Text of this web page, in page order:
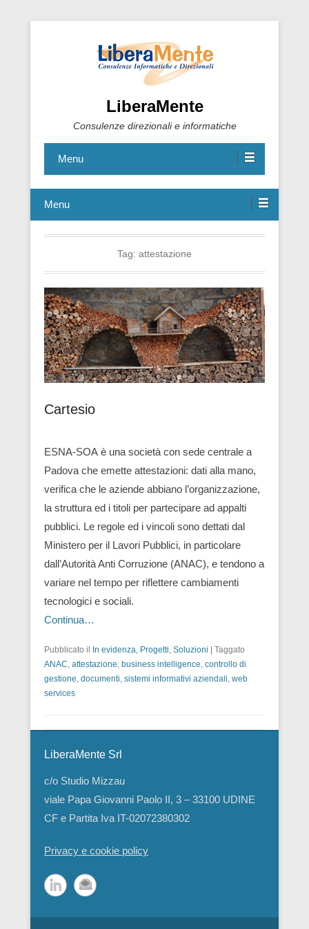
LiberaMente
Consulenze direzionali e informatiche
Menu
Menu
Tag: attestazione
Cartesio
ESNA-SOA è una società con sede centrale a
Padova che emette attestazioni: dati alla mano,
verifica che le aziende abbiano l’organizzazione,
la struttura ed i titoli per partecipare ad appalti
pubblici. Le regole ed i vincoli sono dettati dal
Ministero per il Lavori Pubblici, in particolare
dall’Autorità Anti Corruzione (ANAC), e tendono a
variare nel tempo per riflettere cambiamenti
tecnologici e sociali.
Continua…
Pubblicato il In evidenza Progetti Soluzioni | Taggato
ANAC attestazione business intelligence controllo di
gestione documenti sistemi informativi aziendali web
services
LiberaMente Srl
c/o Studio Mizzau
viale Papa Giovanni Paolo II, 3 – 33100 UDINE
CF e Partita Iva IT-02072380302
Privacy e cookie policy